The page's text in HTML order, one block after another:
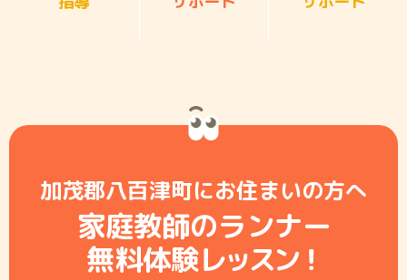
加茂郡八百津町にお住まいの方へ
家庭教師のランナー
無料体験レッスン！